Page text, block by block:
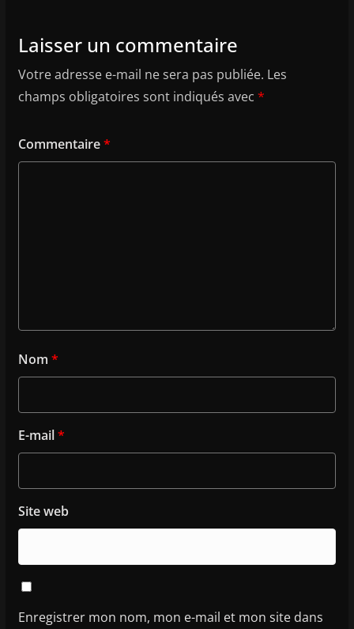
Laisser un commentaire
Votre adresse e-mail ne sera pas publiée. Les
champs obligatoires sont indiqués avec *
Commentaire*
Nom *
E-mail*
Site web
Enregistrer mon nom, mon e-mail et mon site dans